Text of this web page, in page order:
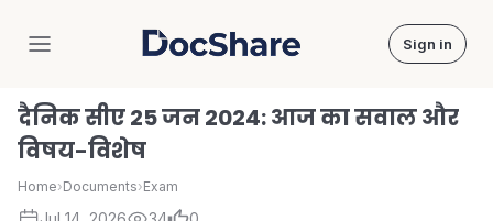
DocShare Sign in
दैनिक सीए 25 जन 2024: आज का सवाल और
विषय-विशेष
Home›Documents›Exam